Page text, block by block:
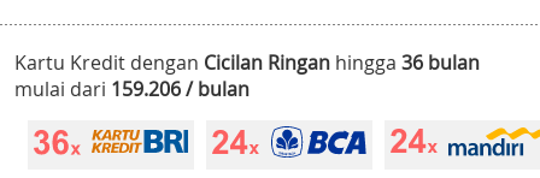
Kartu Kredit dengan Cicilan Ringan hingga 36 bulan
mulai dari 159.206 / bulan